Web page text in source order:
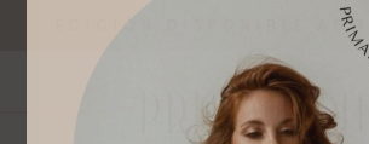
EDICIÓN DISPONIBLE